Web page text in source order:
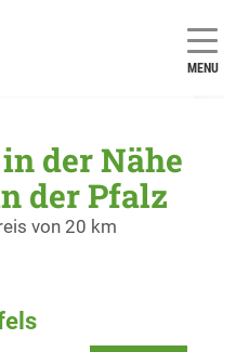
MENU
der Nähe
der Pfalz
von 20 km